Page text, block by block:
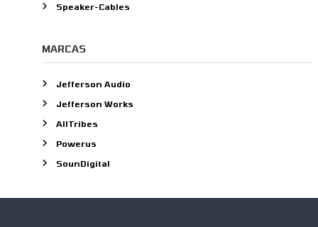
Speaker-Cables
MARCAS
Jefferson Audio
Jefferson Works
AllTribes
Powerus
SounDigital